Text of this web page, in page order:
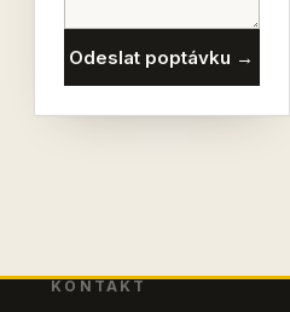
Odeslat poptávku →
KONTAKT